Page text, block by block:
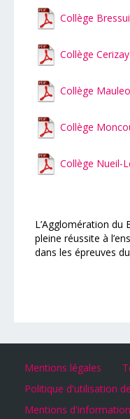
Collège
Collège Cerizay
Collège
Collège
Collège Nueil-
L’Agglomération du
pleine réussite à
dans les épreuves
Mentions légales
Politique d'utilisation
Mentions d'information